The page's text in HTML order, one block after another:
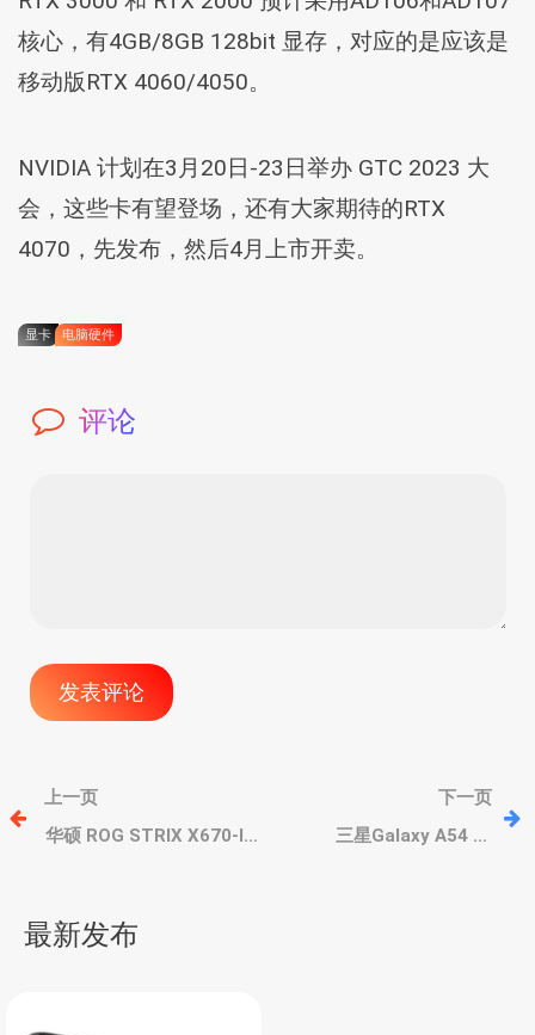
核心，有4GB/8GB 128bit 显存，对应的是应该是
移动版RTX 4060/4050。
NVIDIA 计划在3月20日-23日举办 GTC 2023 大
会，这些卡有望登场，还有大家期待的RTX
4070，先发布，然后4月上市开卖。
显卡 电脑硬件
评论
文
章
航
上一页
华硕 ROG STRIX X670-I
下一页
三星Galaxy A54 和
最新发布